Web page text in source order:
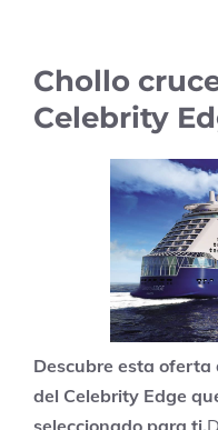
Chollo
Celebrity
Descubre esta oferta
del Celebrity Edge
seleccionado para ti.